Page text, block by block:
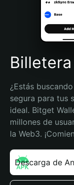
Português (Brasil)
Español (Argentina)
¿Estás
segura para tus
ideal. Bitget
millones de
la Web3.
Descarga de